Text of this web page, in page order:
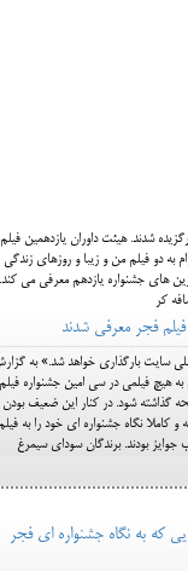
شدند. هیئت داوران یازدهمین فیلم
به دو فیلم من و زیبا و روزهای زندگی
های جشنواره یازدهم معرفی می كند.
کر
فجر معرفی شدند
سایت بارگذاری خواهد شد.» به
به هیچ فیلمی در سی امین جشنواره فیلم
گذاشته شود. در کنار این ضعیف بودن
کاملا نگاه جشنواره ای خود را به
بودند. برندگان سودای سیمرغ
که به نگاه جشنواره ای فجر